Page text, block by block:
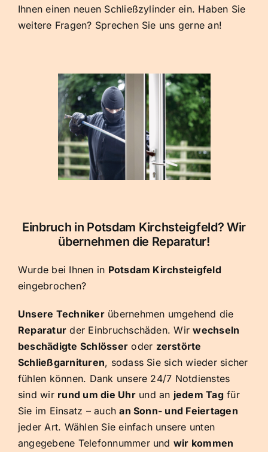
Ihnen einen neuen Schließzylinder ein. Haben Sie
weitere Fragen? Sprechen Sie uns gerne an!
Einbruch in Potsdam Kirchsteigfeld? Wir
übernehmen die Reparatur!
Wurde bei Ihnen in Potsdam Kirchsteigfeld
eingebrochen?
Unsere Technikerübernehmen umgehend die
Reparatur der Einbruchschäden. Wirwechseln
beschädigte Schlösser oder zerstörte
Schließgarnituren, sodass Sie sich wieder sicher
fühlen können. Dank unsere 24/7 Notdienstes
sind wir rund um die Uhrund an jedem Tagfür
Sie im Einsatz – auchan Sonn- und Feiertagen
jeder Art. Wählen Sie einfach unsere unten
angegebene Telefonnummer und wir kommen